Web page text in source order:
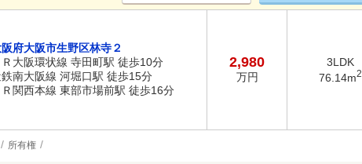
府大阪市生野区林寺２
Ｒ大阪環状線 寺田町駅 徒歩10分
南大阪線 河堀口駅 徒歩15分
Ｒ関西本線 東部市場前駅 徒歩16分
2,980
万円
3LDK
76.14m2
所有権